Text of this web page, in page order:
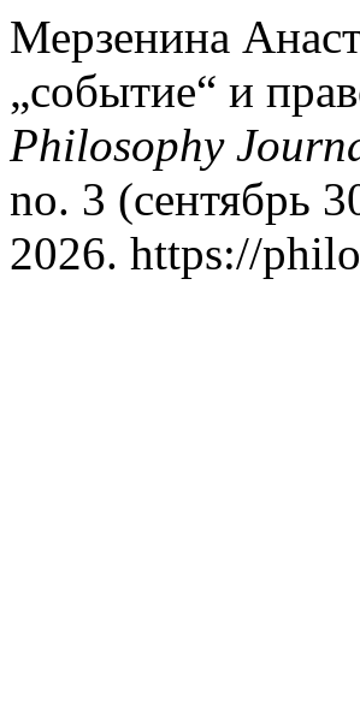
Мерзенина
„событие“ и
Philosophy
no. 3 (сентябрь
2026. https://